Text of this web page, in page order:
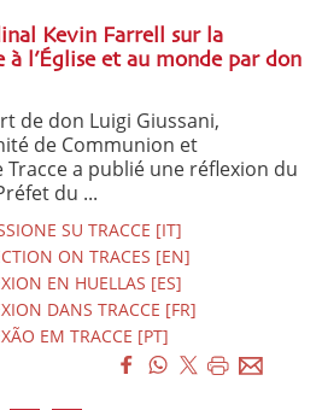
Kevin Farrell sur la
l’Église et au monde par don
de don Luigi Giussani,
de Communion et
a publié une réflexion du
du ...
SU TRACCE [IT]
ON TRACES [EN]
EN HUELLAS [ES]
DANS TRACCE [FR]
EM TRACCE [PT]